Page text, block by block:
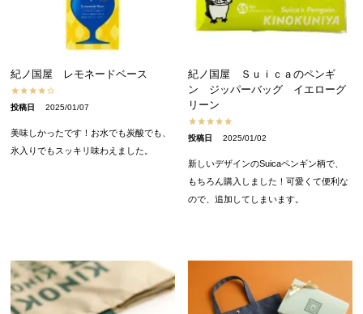
紀ノ国屋 レモネードベース
投稿日 2025/01/07
美味しかったです！お水でも炭酸でも、
氷入りでもスッキリ味わえました。
紀ノ国屋 Ｓｕｉｃａのペンギ
ン ジッパーバッグ イエローグ
リーン
投稿日 2025/01/02
新しいデザインのSuicaペンギン柄で、
もちろん購入しました！可愛くて便利な
ので、追加してしまいます。